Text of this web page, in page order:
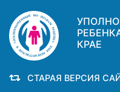
КРАЕ
СТАРАЯ ВЕРСИЯ